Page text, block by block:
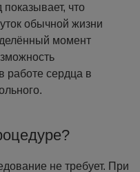
что
обычной жизни
момент
работе сердца в
не требует. При